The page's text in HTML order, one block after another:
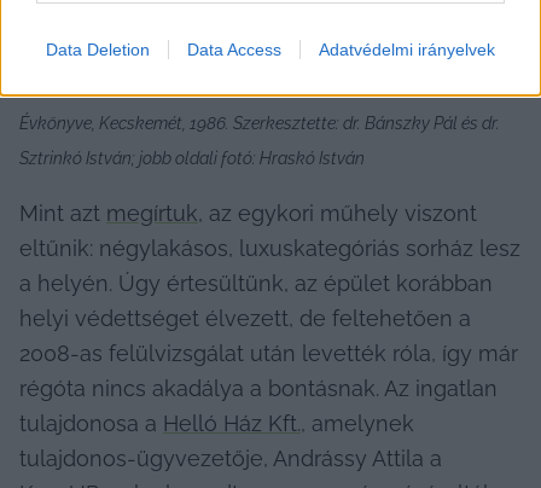
Data Deletion Data Access Adatvédelmi irányelvek
A Katona József Fürdő egykori kovácsoltvas kapuja régen és ma /
Évkönyve, Kecskemét, 1986. Szerkesztette: dr. Bánszky Pál és dr.
Sztrinkó István; jobb oldali fotó: Hraskó István
Mint azt megírtuk, az egykori műhely viszont
eltűnik: négylakásos, luxuskategóriás sorház lesz
a helyén. Úgy értesültünk, az épület korábban
helyi védettséget élvezett, de feltehetően a
2008-as felülvizsgálat után levették róla, így már
régóta nincs akadálya a bontásnak. Az ingatlan
tulajdonosa a Helló Ház Kft., amelynek
tulajdonos-ügyvezetője, Andrássy Attila a